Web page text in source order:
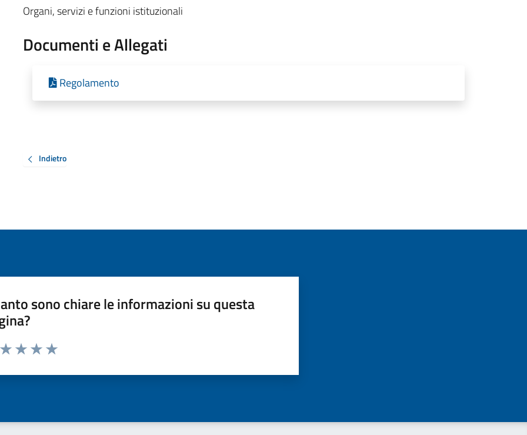
Organi, servizi e funzioni istituzionali
Documenti e Allegati
Regolamento
Indietro
sono chiare le informazioni su questa
da 1 a 5 stelle la pagina